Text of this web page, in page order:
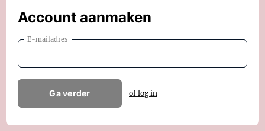
Account aanmaken
E-mailadres
Ga verder of log in